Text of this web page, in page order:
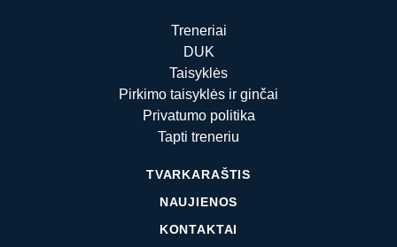
Treneriai
DUK
Taisyklės
Pirkimo taisyklės ir ginčai
Privatumo politika
Tapti treneriu
TVARKARAŠTIS
NAUJIENOS
KONTAKTAI